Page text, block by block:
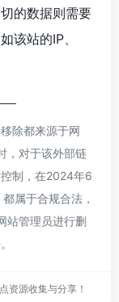
的数据则需要
该站的IP、
除都来源于网
，对于该外部链
制，在2024年6
属于合规合法，
站管理员进行删
资源收集与分享！